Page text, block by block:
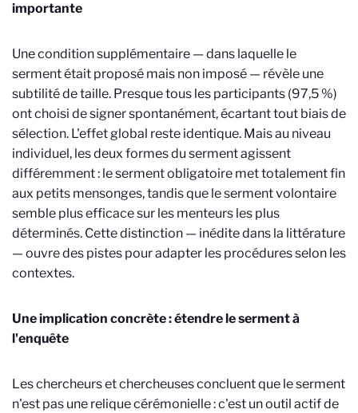
importante
Une condition supplémentaire — dans laquelle le
serment était proposé mais non imposé — révèle une
subtilité de taille. Presque tous les participants (97,5 %)
ont choisi de signer spontanément, écartant tout biais de
sélection. L'effet global reste identique. Mais au niveau
individuel, les deux formes du serment agissent
différemment : le serment obligatoire met totalement fin
aux petits mensonges, tandis que le serment volontaire
semble plus efficace sur les menteurs les plus
déterminés. Cette distinction — inédite dans la littérature
— ouvre des pistes pour adapter les procédures selon les
contextes.
Une implication concrète : étendre le serment à
l'enquête
Les chercheurs et chercheuses concluent que le serment
n'est pas une relique cérémonielle : c'est un outil actif de